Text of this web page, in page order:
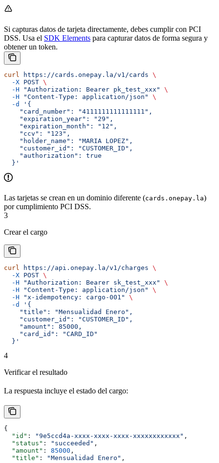
Si capturas datos de tarjeta directamente, debes cumplir con PCI
DSS. Usa el SDK Elements para capturar datos de forma segura y
obtener un token.
curl https://cards.onepay.la/v1/cards \
  -X
POST \
  -H
"Authorization: Bearer pk_test_xxx"
\
  -H
"Content-Type: application/json"
\
  -d
'{
    "card_number": "4111111111111111",
    "expiration_year": "29",
    "expiration_month": "12",
    "ccv": "123",
    "holder_name": "MARIA LOPEZ",
    "customer_id": "CUSTOMER_ID",
    "authorization": true
  }'
Las tarjetas se crean en un dominio diferente (cards.onepay.la)
por cumplimiento PCI DSS.
3
Crear el cargo
curl https://api.onepay.la/v1/charges \
  -X
POST \
  -H
"Authorization: Bearer sk_test_xxx"
\
  -H
"Content-Type: application/json"
\
  -H
"x-idempotency: cargo-001"
\
  -d
'{
    "title": "Mensualidad Enero",
    "customer_id": "CUSTOMER_ID",
    "amount": 85000,
    "card_id": "CARD_ID"
  }'
4
Verificar el resultado
La respuesta incluye el estado del cargo:
{
  "id"
: "9e5ccd4a-xxxx-xxxx-xxxx-xxxxxxxxxxxx" ,
  "status"
: "succeeded" ,
  "amount"
: 85000 ,
  "title"
: "Mensualidad Enero" ,